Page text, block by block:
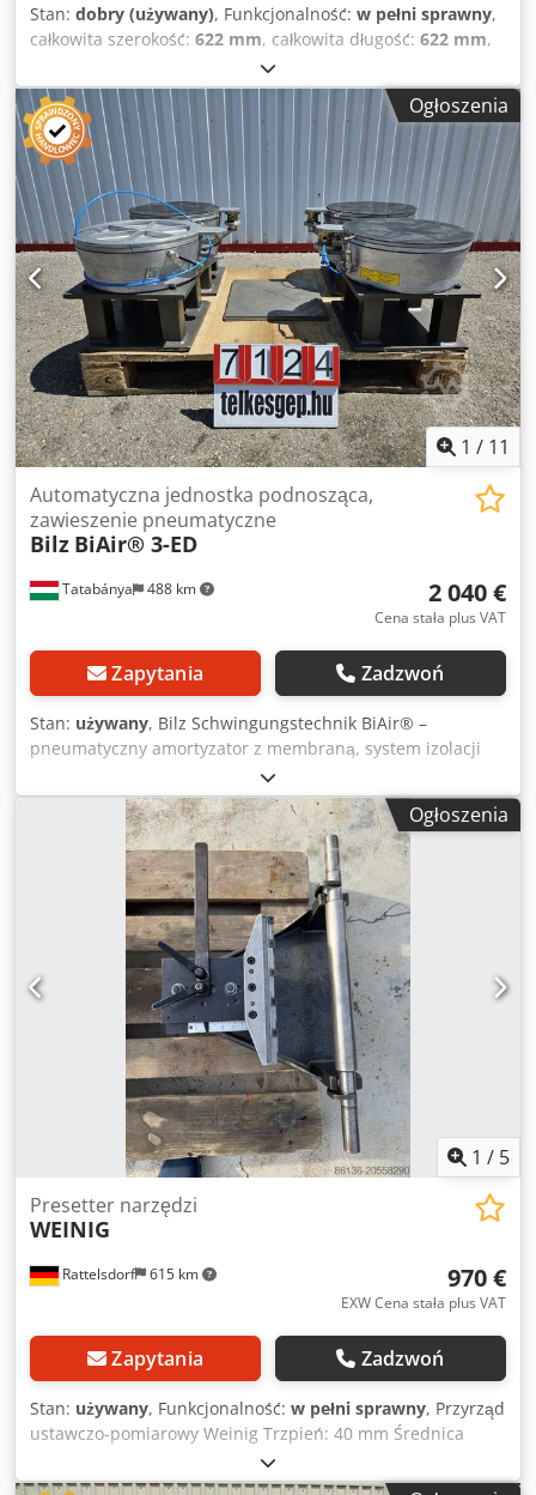
Stan: dobry (używany), Funkcjonalność: w pełni sprawny,
całkowita szerokość: 622 mm, całkowita długość: 622 mm,
, Wyposażenie:
/ instrukcja obsługi, Urządzenie do wstępnego ustawiania
narzędzi Carl Zeiss Jena WDO 160 x 315
Współrzędnościowa maszyna pomiarowa z poziomą
płaszczyzną pomiarową Djdezqbcxepfx Alhekr Mikroskop o
30-krotnym powiększeniu Wymiary: 622 x 622 x 600 mm
Ogłoszenia
1 / 11
Tatabánya 488 km
Automatyczna jednostka podnosząca,
zawieszenie pneumatyczne
Bilz BiAir® 3-ED
2 040 €
Cena stała plus VAT
Zapytania Zadzwoń
Stan: używany, Bilz Schwingungstechnik BiAir® –
pneumatyczny amortyzator z membraną, system izolacji
drgań i automatycznej regulacji wysokości, używana
maszyna. Producent: Bilz Schwingungstechnik GmbH
(wyprodukowano w Niemczech) Model: BiAir® 3-ED
System: Odlewany aluminiowy korpus, pneumatyczny
amortyzator z membraną i automatycznym systemem
regulacji wysokości, w komplecie z pneumatyczną
jednostką sterującą i przewodami pneumatycznymi.
Ciśnienie robocze: maks. 6 bar Główne cechy: Współczynnik
tłumienia do 15% Doskonała izolacja drgań w pionie i
poziomie Brak przenoszenia hałasu strukturalnego
Automatyczna, pneumatyczna regulacja wysokości
zapewniająca optymalną stabilność maszyny Maksymalna
całkowita nośność: 4 × 4900 kg = 19,6 tony Dodpozmyqaofx
Alhekr Możliwość podtrzymywania i automatycznej
regulacji obciążenia do 19,6 tony, przy jednoczesnej
skutecznej izolacji drgań. Wymiary całkowite: Szerokość:
470 mm Głębokość: 350 mm Wysokość: 350 mm
Ogłoszenia
1 / 5
Rattelsdorf 615 km
Presetter narzędzi
WEINIG
970 €
EXW Cena stała plus VAT
Zapytania Zadzwoń
Stan: używany, Funkcjonalność: w pełni sprawny, Przyrząd
ustawczo-pomiarowy Weinig Trzpień: 40 mm Średnica
obrotu narzędzia: 80 - 300 mm Dedpfx Aoxxprwslhskr
Długość mocowania: 310 mm